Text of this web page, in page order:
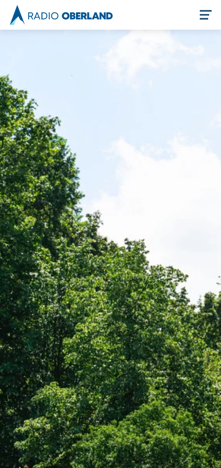
Jetzt live hören
Newsreader
Stellenangebote
Unternehmen
Das geheime Geräusch
Wandern
Fotobox
Amphibienschutz
Team
Programm
Service
Nachgehört
Podcast
Newsletter
Zeit fürs Oberland
Handwerker